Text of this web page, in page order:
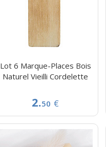
Lot 6 Marque-Places Bois
Naturel Vieilli Cordelette
2.50 €